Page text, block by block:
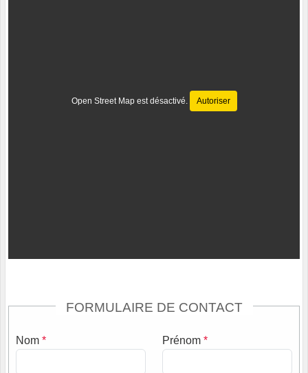
Open Street Map est désactivé. Autoriser
FORMULAIRE DE CONTACT
Nom * Prénom *